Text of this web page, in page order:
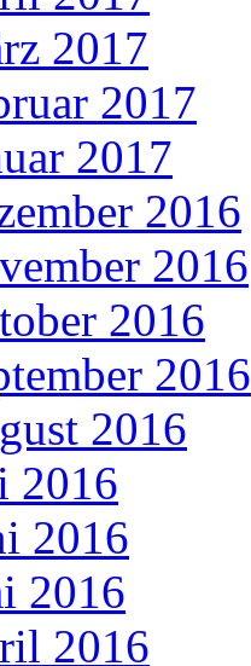
2017
2017
2017
2016
2016
2016
2016
2016
2016
2016
2016
2016